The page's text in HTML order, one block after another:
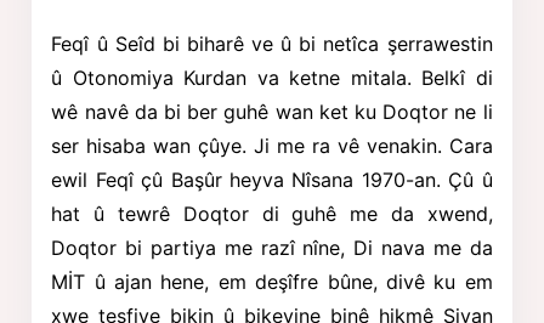
Feqî û Seîd bi biharê ve û bi netîca şerrawestin
û Otonomiya Kurdan va ketne mitala. Belkî di
wê navê da bi ber guhê wan ket ku Doqtor ne li
ser hisaba wan çûye. Ji me ra vê venakin. Cara
ewil Feqî çû Başûr heyva Nîsana 1970-an. Çû û
hat û tewrê Doqtor di guhê me da xwend,
Doqtor bi partiya me razî nîne, Di nava me da
MİT û ajan hene, em deşîfre bûne, divê ku em
xwe tesfiye bikin û bikevine binê hikmê Şivan